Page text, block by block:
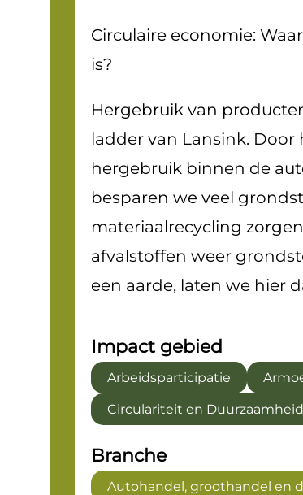
Circulaire economie:
is?
Hergebruik van
ladder van Lansink. Door
hergebruik binnen de
besparen we veel
materiaalrecycling
afvalstoffen weer
een aarde, laten we hier
Impact gebied
Arbeidsparticipatie
Circulariteit en Duurzaamheid
Branche
Autohandel, groothandel en